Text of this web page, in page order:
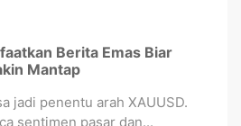
Berita Emas Biar
Mantap
jadi penentu arah XAUUSD.
sentimen pasar dan...